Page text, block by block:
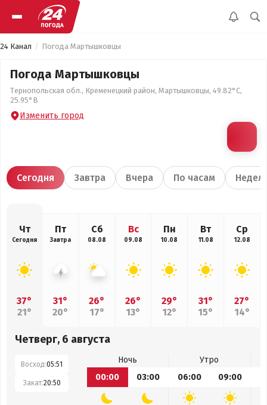
24 Канал Погода Мартышковцы
Погода Мартышковцы
Тернопольская обл., Кременецкий район, Мартышковцы, 49.82°С,
25.95°В
Изменить город
Сегодня Завтра Вчера По часам
Чт
Сегодня
37°
21°
Пт
Завтра
31°
20°
Сб
08.08
26°
17°
Вс
09.08
26°
13°
Пн
10.08
29°
12°
Вт
11.08
31°
15°
Ср
12.08
27°
14°
Четверг, 6 августа
Восход:05:51
Закат:20:50
Ночь
Утро
00:00
03:00 06:00 09:00